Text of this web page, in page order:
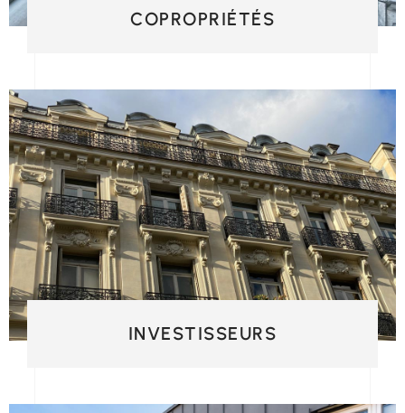
COPROPRIÉTÉS
INVESTISSEURS